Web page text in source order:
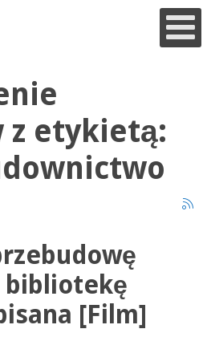
z etykietą:
bibliotekę
[Film]